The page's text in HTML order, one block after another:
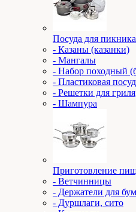
Посуда для
- Казаны (казанки)
- Мангалы
- Набор походный
- Пластиковая
- Решетки для гриля
- Шампура
Приготовление
- Ветчинницы
- Держатели для
- Дуршлаги, сито